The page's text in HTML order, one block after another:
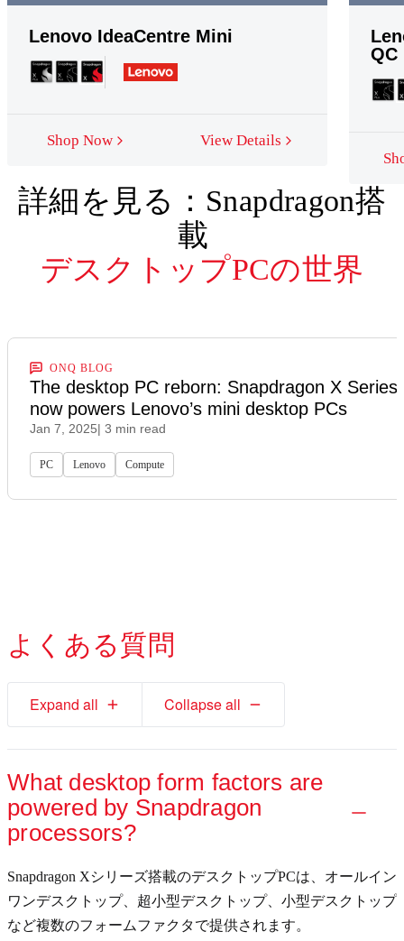
Lenovo IdeaCentre Mini
Shop Now View Details
QC
詳細を見る：Snapdragon搭
載
デスクトップPCの世界
ONQ BLOG
The desktop PC reborn: Snapdragon X Series
now powers Lenovo’s mini desktop PCs
Jan 7, 2025| 3 min read
PC Lenovo Compute
よくある質問
Expand all Collapse all
What desktop form factors are
powered by Snapdragon
processors?
Snapdragon Xシリーズ搭載のデスクトップPCは、オールイン
ワンデスクトップ、超小型デスクトップ、小型デスクトップ
など複数のフォームファクタで提供されます。